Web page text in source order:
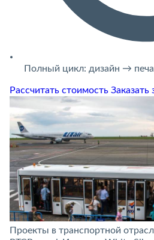
Полный цикл: дизайн →
Рассчитать стоимость Заказать
Проекты в транспортной